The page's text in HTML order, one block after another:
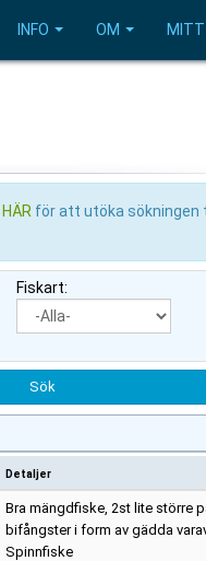
INFO OM MITT
HÄR för att utöka sökningen
Fiskart:
Detaljer
Bra mängdfiske, 2st lite större
bifångster i form av gädda
Spinnfiske